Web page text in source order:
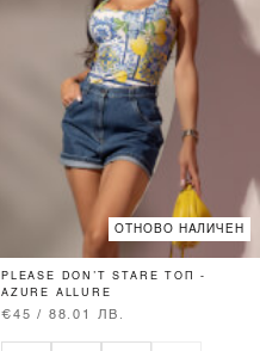
ОТНОВО НАЛИЧЕН
PLEASE DON’T STARE ТОП -
AZURE ALLURE
€45 / 88.01 ЛВ.